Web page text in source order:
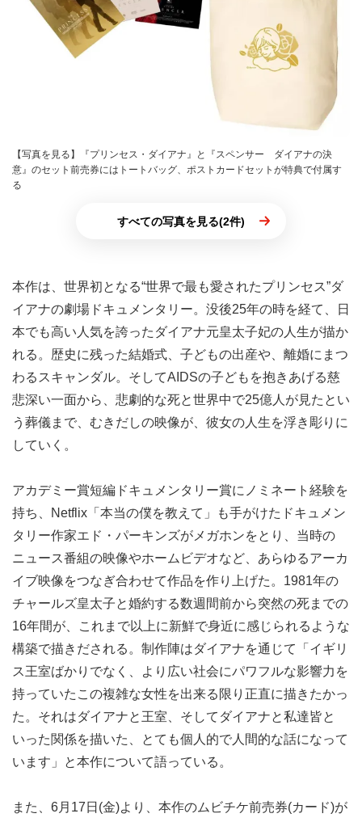
【写真を見る】『プリンセス・ダイアナ』と『スペンサー ダイアナの決
意』のセット前売券にはトートバッグ、ポストカードセットが特典で付属す
る
すべての写真を見る(2件)
本作は、世界初となる“世界で最も愛されたプリンセス”ダ
イアナの劇場ドキュメンタリー。没後25年の時を経て、日
本でも高い人気を誇ったダイアナ元皇太子妃の人生が描か
れる。歴史に残った結婚式、子どもの出産や、離婚にまつ
わるスキャンダル。そしてAIDSの子どもを抱きあげる慈
悲深い一面から、悲劇的な死と世界中で25億人が見たとい
う葬儀まで、むきだしの映像が、彼女の人生を浮き彫りに
していく。
アカデミー賞短編ドキュメンタリー賞にノミネート経験を
持ち、Netflix「本当の僕を教えて」も手がけたドキュメン
タリー作家エド・パーキンズがメガホンをとり、当時の
ニュース番組の映像やホームビデオなど、あらゆるアーカ
イブ映像をつなぎ合わせて作品を作り上げた。1981年の
チャールズ皇太子と婚約する数週間前から突然の死までの
16年間が、これまで以上に新鮮で身近に感じられるような
構築で描きだされる。制作陣はダイアナを通じて「イギリ
ス王室ばかりでなく、より広い社会にパワフルな影響力を
持っていたこの複雑な女性を出来る限り正直に描きたかっ
た。それはダイアナと王室、そしてダイアナと私達皆と
いった関係を描いた、とても個人的で人間的な話になって
います」と本作について語っている。
また、6月17日(金)より、本作のムビチケ前売券(カード)が